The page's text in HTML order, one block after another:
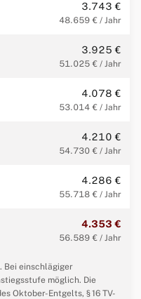
3.743 €
48.659 € / Jahr
3.925 €
51.025 € / Jahr
4.078 €
53.014 € / Jahr
4.210 €
54.730 € / Jahr
4.286 €
55.718 € / Jahr
4.353 €
56.589 € / Jahr
Bei einschlägiger
möglich. Die
Oktober-Entgelts, § 16 TV-